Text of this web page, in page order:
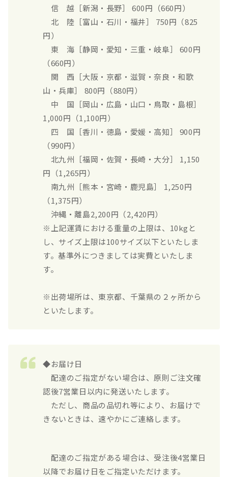
信 越［新潟・長野］ 600円（660円）
北 陸［富山・石川・福井］ 750円（825
円）
東 海［静岡・愛知・三重・岐阜］ 600円
（660円）
関 西［大阪・京都・滋賀・奈良・和歌
山・兵庫］ 800円（880円）
中 国［岡山・広島・山口・鳥取・島根］
1,000円（1,100円）
四 国［香川・徳島・愛媛・高知］ 900円
（990円）
北九州［福岡・佐賀・長崎・大分］ 1,150
円（1,265円）
南九州［熊本・宮崎・鹿児島］ 1,250円
（1,375円）
沖縄・離島2,200円（2,420円）
※上記運賃における重量の上限は、10kgと
し、サイズ上限は100サイズ以下といたしま
す。基準外につきましては実費といたしま
す。
※出荷場所は、東京都、千葉県の２ヶ所から
といたします。
◆お届け日
配達のご指定がない場合は、原則ご注文確
認後7営業日以内に発送いたします。
ただし、商品の品切れ等により、お届けで
きないときは、速やかにご連絡します。
配達のご指定がある場合は、受注後4営業日
以降でお届け日をご指定いただけます。